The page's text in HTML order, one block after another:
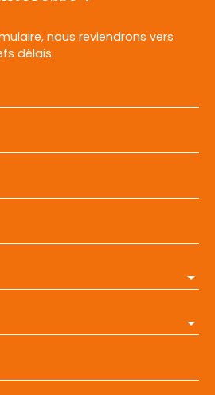
nous reviendrons vers
délais.